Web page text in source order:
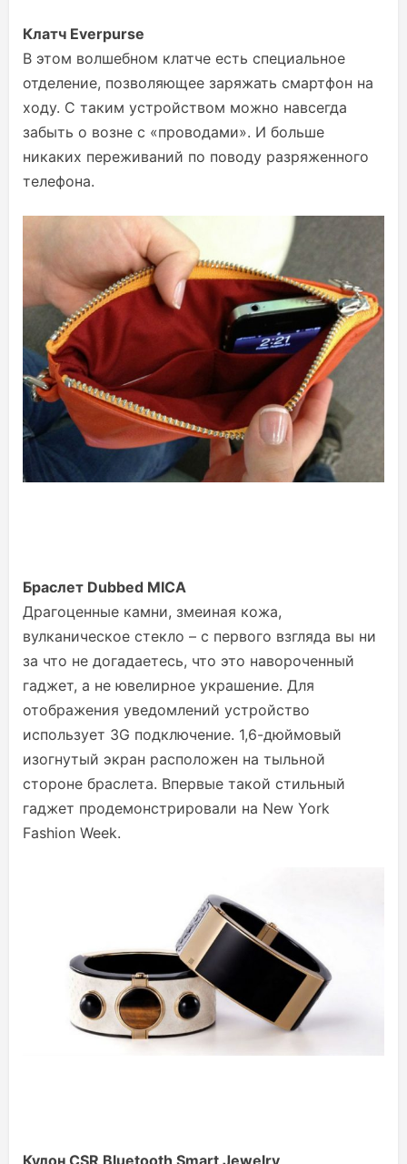
Клатч Everpurse
В этом волшебном клатче есть специальное
отделение, позволяющее заряжать смартфон на
ходу. С таким устройством можно навсегда
забыть о возне с «проводами». И больше
никаких переживаний по поводу разряженного
телефона.
Браслет Dubbed MICA
Драгоценные камни, змеиная кожа,
вулканическое стекло – с первого взгляда вы ни
за что не догадаетесь, что это навороченный
гаджет, а не ювелирное украшение. Для
отображения уведомлений устройство
использует 3G подключение. 1,6-дюймовый
изогнутый экран расположен на тыльной
стороне браслета. Впервые такой стильный
гаджет продемонстрировали на New York
Fashion Week.
Кулон CSR Bluetooth Smart Jewelry